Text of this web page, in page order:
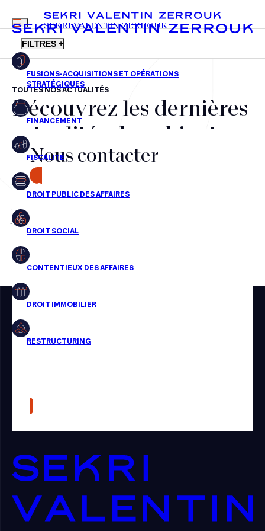
FR EN
MENU
SEKRI VALENTIN ZERROUK
FILTRES +
Fusions-acquisitions et opérations stratégiques
Financement
Fiscalité
Droit public des affaires
Droit social
Droit immobilier
Restructuring
Presse
TOUTES NOS ACTUALITÉS
Découvrez les dernières
actualités du cabinet,
nos récompenses et nos
transactions, jour après
jour
Aucun résultats pour cette recherche
Nous contacter